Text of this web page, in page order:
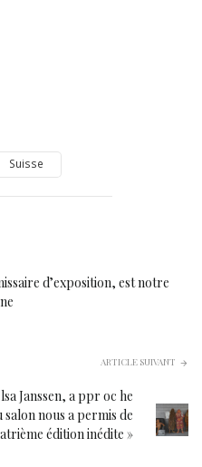
Suisse
d’exposition, est notre
ARTICLE SUIVANT
Janssen, a ppr oc he
salon nous a permis de
édition inédite »